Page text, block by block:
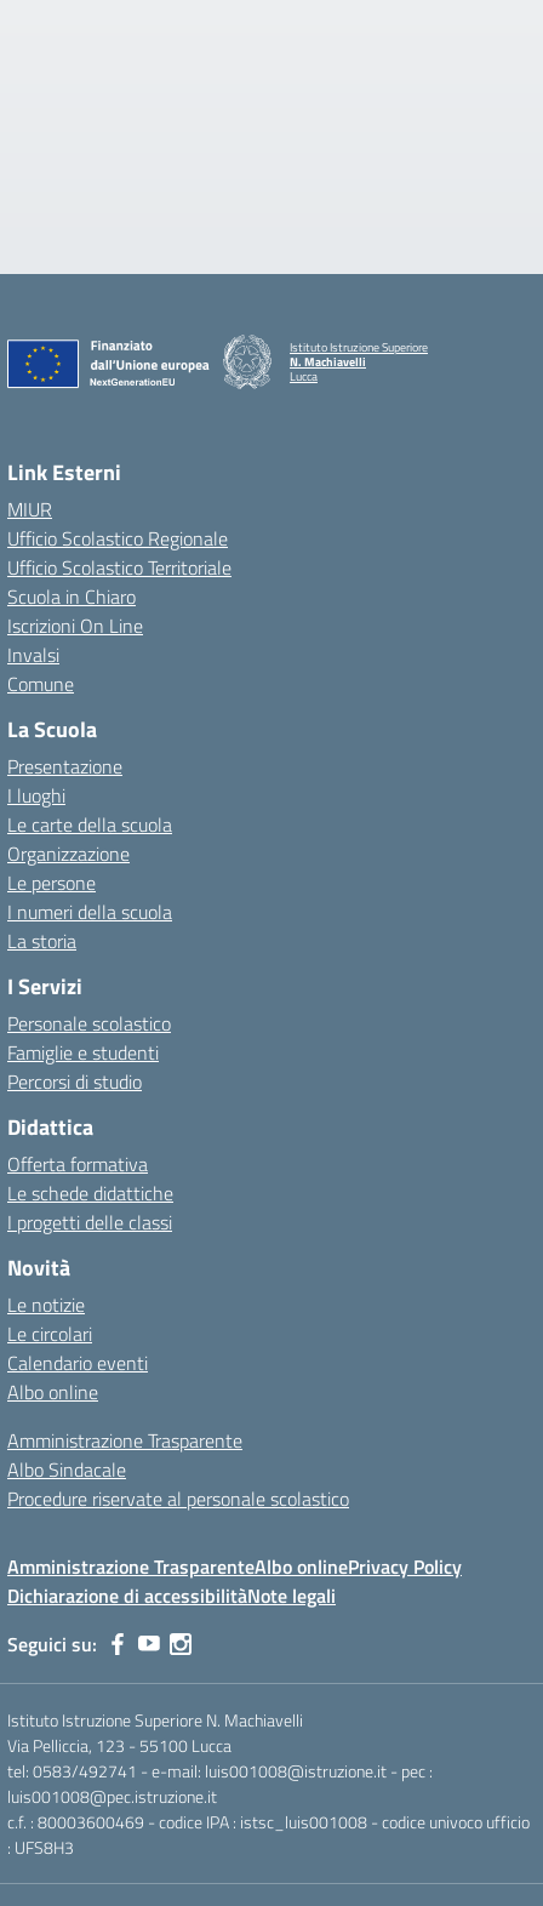
Istituto Istruzione Superiore
N. Machiavelli
Lucca
Link Esterni
MIUR
Ufficio Scolastico Regionale
Ufficio Scolastico Territoriale
Scuola in Chiaro
Iscrizioni On Line
Invalsi
Comune
La Scuola
Presentazione
I luoghi
Le carte della scuola
Organizzazione
Le persone
I numeri della scuola
La storia
I Servizi
Personale scolastico
Famiglie e studenti
Percorsi di studio
Didattica
Offerta formativa
Le schede didattiche
I progetti delle classi
Novità
Le notizie
Le circolari
Calendario eventi
Albo online
Amministrazione Trasparente
Albo Sindacale
Procedure riservate al personale scolastico
Amministrazione TrasparenteAlbo onlinePrivacy Policy
Dichiarazione di accessibilitàNote legali
Seguici su:
Istituto Istruzione Superiore N. Machiavelli
Via Pelliccia, 123 - 55100 Lucca
tel: 0583/492741 - e-mail: luis001008@istruzione.it - pec :
luis001008@pec.istruzione.it
c.f. : 80003600469 - codice IPA : istsc_luis001008 - codice univoco ufficio
: UFS8H3